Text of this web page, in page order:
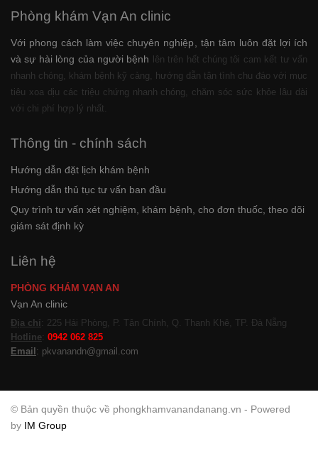
Phòng khám Vạn An clinic
Với phong cách làm việc chuyên nghiệp, tận tâm luôn đặt lợi ích
và sự hài lòng của người bệnh lên trên hết chúng tôi cam kết tư vấn
nhanh chóng, khám bệnh kỹ càng, hướng dẫn tận tình chu đáo với mục
tiêu xoa dịu các triệu chứng nhanh chóng, chăm sóc sức khỏe lâu dài
với chi phí hợp lý nhất.
Thông tin - chính sách
Hướng dẫn đặt lịch khám bệnh
Hướng dẫn thủ tục tư vấn ban đầu
Quy trình tư vấn xét nghiệm, khám bệnh, cho đơn thuốc, theo dõi
giám sát định kỳ
Liên hệ
PHÒNG KHÁM VẠN AN
Vạn An clinic
Địa chỉ: 225 Hải Phòng, P. Tân Chính, Q. Thanh Khê, TP. Đà Nẵng
Hotline: 0942 062 825
Email: pkvanandn@gmail.com
© Bản quyền thuộc về phongkhamvanandanang.vn - Powered
by IM Group